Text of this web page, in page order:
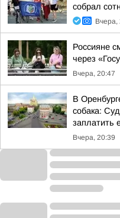
собрал
Вчера,
Россияне
через
Вчера, 20:47
В
собака:
заплатить
Вчера, 20:39